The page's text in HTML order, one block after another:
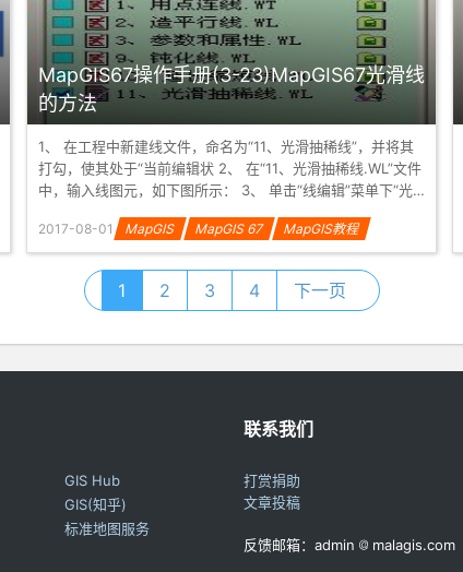
MapGIS67操作手册(3-23)MapGIS67光滑线
的方法
1、 在工程中新建线文件，命名为“11、光滑抽稀线”，并将其
打勾，使其处于“当前编辑状 2、 在“11、光滑抽稀线.WL”文件
中，输入线图元，如下图所示： 3、 单击“线编辑”菜单下“光
2017-08-01 MapGIS MapGIS 67 MapGIS教程
1 2 3 4 下一页
GIS Hub
GIS(知乎)
标准地图服务
联系我们
打赏捐助
文章投稿
反馈邮箱：admin malagis.com